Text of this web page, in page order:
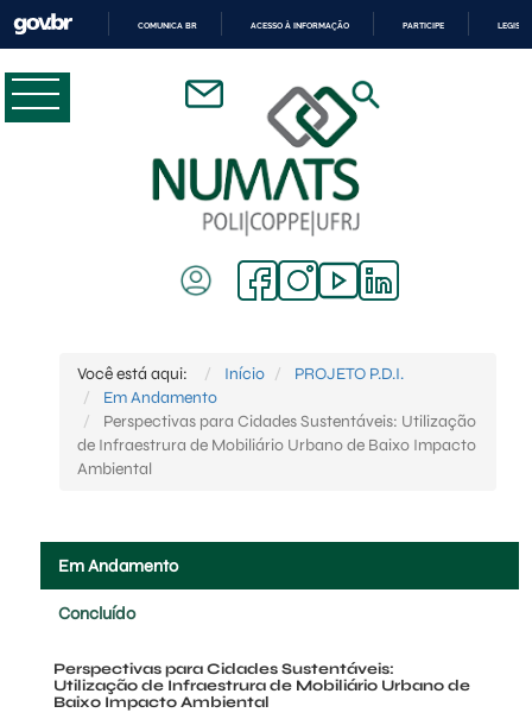
CONTEÚDO
COMUNICA BR ACESSO À INFORMAÇÃO PARTICIPE
Você está aqui: Início
PROJETO P.D.I.
Em Andamento
Perspectivas para Cidades Sustentáveis: Utilização
de Infraestrura de Mobiliário Urbano de Baixo Impacto
Ambiental
Em Andamento
Concluído
Perspectivas para Cidades Sustentáveis:
Utilização de Infraestrura de Mobiliário Urbano de
Baixo Impacto Ambiental